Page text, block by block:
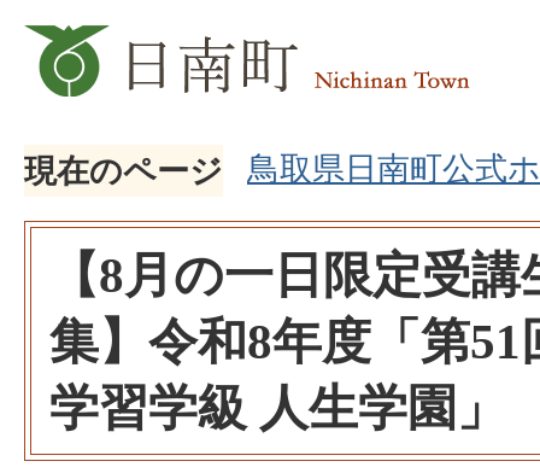
現在のページ 鳥取県日南町公式
【8月の一日限定受
集】令和8年度「第51
学習学級 人生学園」